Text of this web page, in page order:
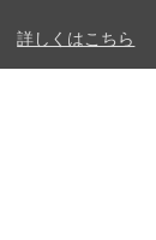
詳しくはこちら